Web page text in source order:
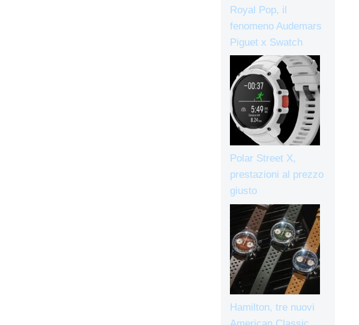
Royal Pop, il
fenomeno Audemars
Piguet x Swatch
Polar Street X,
prestazioni al prezzo
giusto
Hamilton, tre nuovi